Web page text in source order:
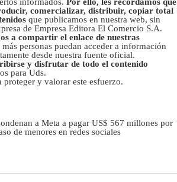
comercializar, distribuir, copiar total
que publicamos en nuestra web, sin
de Empresa Editora El Comercio S.A.
a compartir el enlace de nuestras
más personas puedan acceder a información
desde nuestra fuente oficial.
y disfrutar de todo el contenido
para Uds.
proteger y valorar este esfuerzo.
a Meta a pagar US$ 567 millones por
de menores en redes sociales